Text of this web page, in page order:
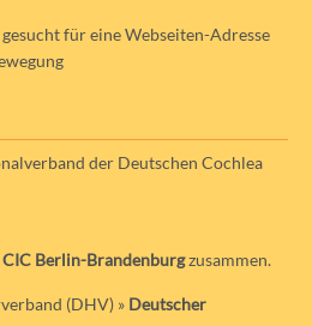
für eine Webseiten-Adresse
der Deutschen Cochlea
CIC Berlin-Brandenburgzusammen.
(DHV) » Deutscher